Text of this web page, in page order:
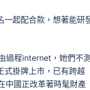
一起配合款，想著能研
過程internet，她們不
式掛牌上市，已有跨越
中國正改革著時髦財產